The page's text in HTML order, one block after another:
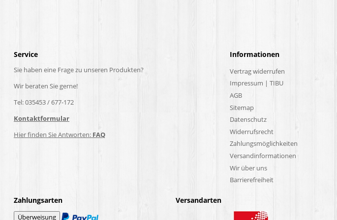
Service
Sie haben eine Frage zu unseren Produkten?
Wir beraten Sie gerne!
Tel: 035453 / 677-172
Kontaktformular
Hier finden Sie Antworten: FAQ
Informationen
Vertrag widerrufen
Impressum | TIBU
AGB
Sitemap
Datenschutz
Widerrufsrecht
Zahlungsmöglichkeiten
Versandinformationen
Wir über uns
Barrierefreiheit
Zahlungsarten Versandarten